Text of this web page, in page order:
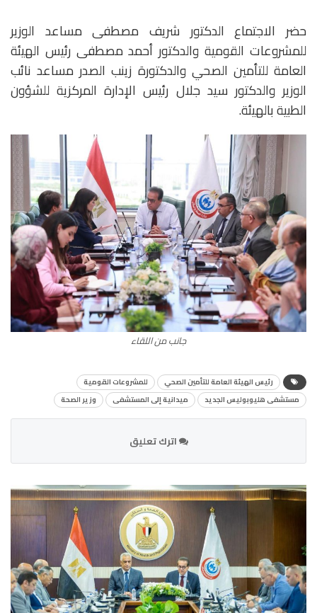
حضر الاجتماع الدكتور شريف مصطفى مساعد الوزير
للمشروعات القومية والدكتور أحمد مصطفى رئيس الهيئة
العامة للتأمين الصحي والدكتورة زينب الصدر مساعد نائب
الوزير والدكتور سيد جلال رئيس الإدارة المركزية للشؤون
الطبية بالهيئة.
جانب من اللقاء
رئيس الهيئة العامة للتأمين الصحي
للمشروعات القومية
مستشفى هليوبوليس الجديد
ميدانية إلى المستشفى وزير الصحة
اترك تعليق